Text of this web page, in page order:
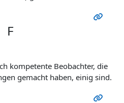
F
kompetente Beobachter, die
gemacht haben, einig sind.